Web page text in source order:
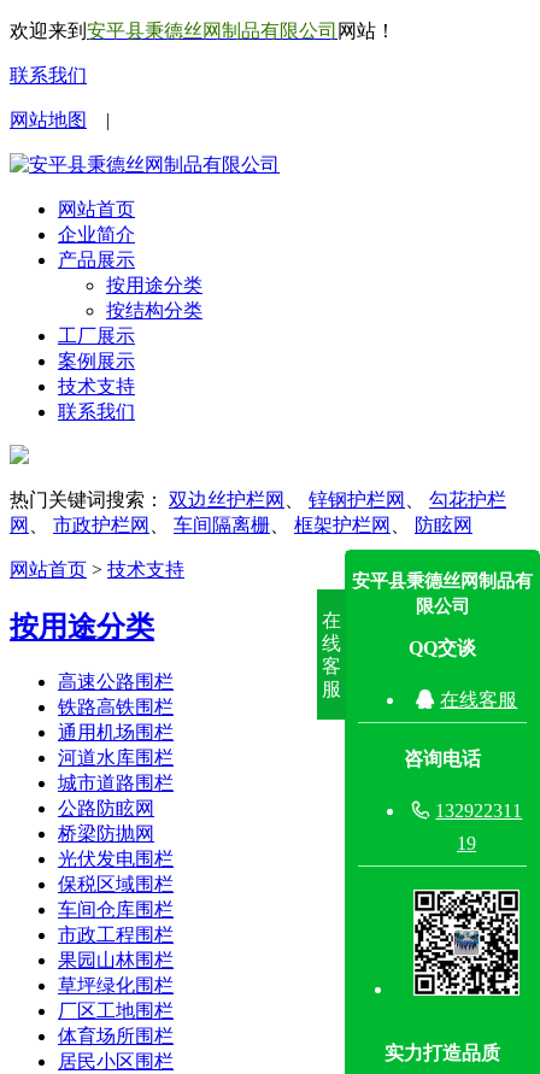
欢迎来到 安平县秉德丝网制品有限公司 网站！
联系我们
网站地图 |
网站首页
企业简介
产品展示
按用途分类
按结构分类
工厂展示
案例展示
技术支持
联系我们
热门关键词搜索： 双边丝护栏网 锌钢护栏网
勾花护栏
网
市政护栏网 车间隔离栅 框架护栏网 防眩网
网站首页 > 技术支持
按用途分类
高速公路围栏
铁路高铁围栏
通用机场围栏
河道水库围栏
城市道路围栏
公路防眩网
桥梁防抛网
光伏发电围栏
保税区域围栏
车间仓库围栏
市政工程围栏
果园山林围栏
草坪绿化围栏
厂区工地围栏
体育场所围栏
居民小区围栏
在
线
客
服
安平县秉德丝网制品有
限公司
QQ交谈
 在线客服
咨询电话
 132922311
19
实力打造品质